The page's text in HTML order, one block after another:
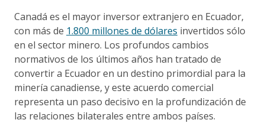
Canadá es el mayor inversor extranjero en Ecuador,
con más de 1.800 millones de dólares invertidos sólo
en el sector minero. Los profundos cambios
normativos de los últimos años han tratado de
convertir a Ecuador en un destino primordial para la
minería canadiense, y este acuerdo comercial
representa un paso decisivo en la profundización de
las relaciones bilaterales entre ambos países.